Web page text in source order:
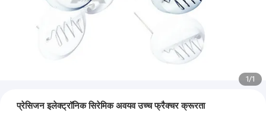
1/1
प्रेसिजन इलेक्ट्रॉनिक सिरेमिक अवयव उच्च फ्रैक्चर क्रूरता